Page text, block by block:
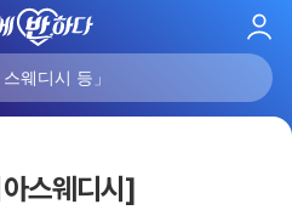
로
스웨디시]